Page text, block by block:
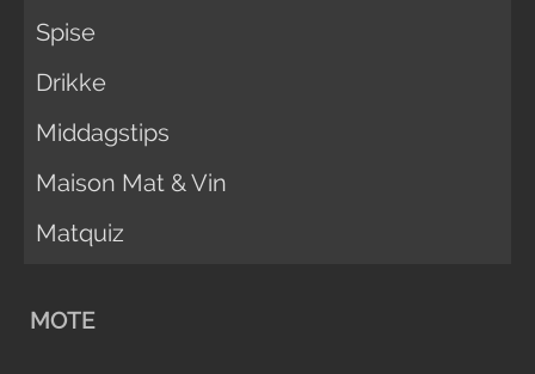
Spise
Drikke
Middagstips
Maison Mat & Vin
Matquiz
MOTE